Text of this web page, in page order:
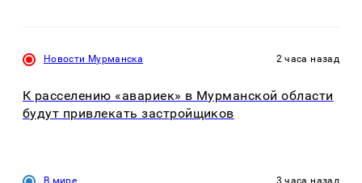
Новости Мурманска 2 часа назад
К расселению «авариек» в Мурманской области
будут привлекать застройщиков
В мире 3 часа назад